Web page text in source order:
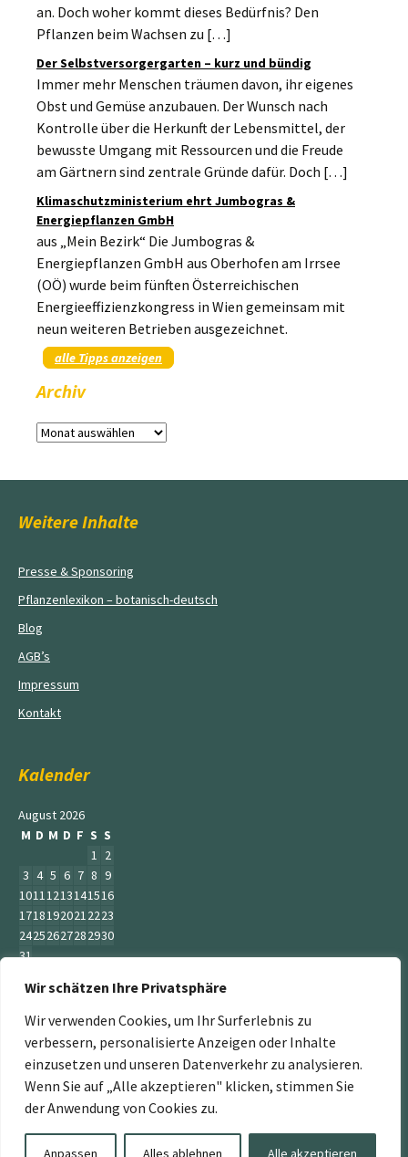
Wir schätzen Ihre Privatsphäre
Wir verwenden Cookies, um Ihr Surferlebnis zu
verbessern, personalisierte Anzeigen oder Inhalte
einzusetzen und unseren Datenverkehr zu analysieren.
Wenn Sie auf „Alle akzeptieren" klicken, stimmen Sie
der Anwendung von Cookies zu.
Anpassen Alles ablehnen Alle akzeptieren
an. Doch woher kommt dieses Bedürfnis? Den
Pflanzen beim Wachsen zu […]
Der Selbstversorgergarten – kurz und bündig
Immer mehr Menschen träumen davon, ihr eigenes
Obst und Gemüse anzubauen. Der Wunsch nach
Kontrolle über die Herkunft der Lebensmittel, der
bewusste Umgang mit Ressourcen und die Freude
am Gärtnern sind zentrale Gründe dafür. Doch […]
Klimaschutzministerium ehrt Jumbogras &
Energiepflanzen GmbH
aus „Mein Bezirk“ Die Jumbogras &
Energiepflanzen GmbH aus Oberhofen am Irrsee
(OÖ) wurde beim fünften Österreichischen
Energieeffizienzkongress in Wien gemeinsam mit
neun weiteren Betrieben ausgezeichnet.
alle Tipps anzeigen
Archiv
Archiv
Weitere Inhalte
Presse & Sponsoring
Pflanzenlexikon – botanisch-deutsch
Blog
AGB’s
Impressum
Kontakt
Kalender
August 2026
M D M D F S S
1 2
3 4 5 6 7 8 9
10111213141516
17181920212223
24252627282930
31
« Juni
„Der Service Gärtner“ ist ein Teil der Jumbogras &
Energiepflanzen GmbH. Weitere Mitglieder sind:
www.energiepflanzen.com,www.jumbograshecke.com,